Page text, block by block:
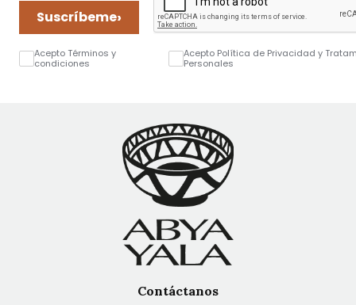
Suscríbeme›
Acepto Términos y
condiciones
Acepto Política de Privacidad y
Personales
Contáctanos